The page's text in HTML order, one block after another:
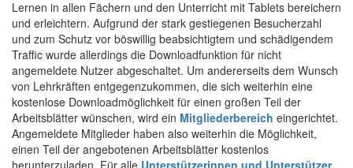
Lernen in allen Fächern und den Unterricht mit Tablets bereichern
und erleichtern. Aufgrund der stark gestiegenen Besucherzahl
und zum Schutz vor böswillig beabsichtigtem und schädigendem
Traffic wurde allerdings die Downloadfunktion für nicht
angemeldete Nutzer abgeschaltet. Um andererseits dem Wunsch
von Lehrkräften entgegenzukommen, die sich weiterhin eine
kostenlose Downloadmöglichkeit für einen großen Teil der
Arbeitsblätter wünschen, wird ein Mitgliederbereich eingerichtet.
Angemeldete Mitglieder haben also weiterhin die Möglichkeit,
einen Teil der angebotenen Arbeitsblätter kostenlos
herunterzuladen. Für alle Unterstützerinnen und Unterstützer